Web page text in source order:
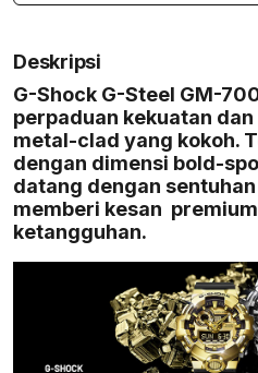
Deskripsi
G-Shock G-Steel GM-
perpaduan kekuatan
metal-clad yang kokoh.
dengan dimensi bold-
datang dengan
memberi kesan
ketangguhan.